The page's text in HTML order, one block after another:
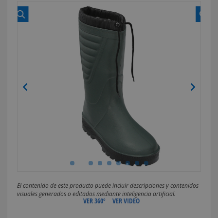
El contenido de este producto puede incluir descripciones y contenidos
visuales generados o editados mediante inteligencia artificial.
VER 360º VER VIDEO